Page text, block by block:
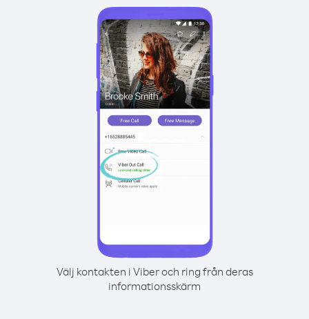
Välj kontakten i Viber och ring från deras
informationsskärm